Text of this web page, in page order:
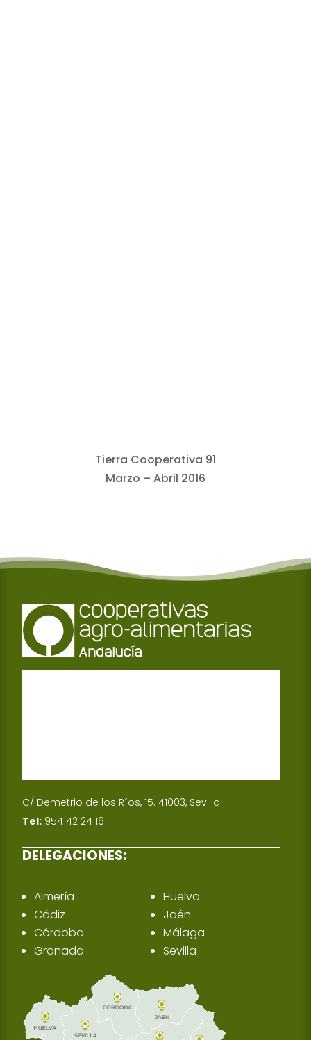
Tierra Cooperativa 91
Marzo – Abril 2016
C/ Demetrio de los Ríos, 15. 41003, Sevilla
Tel: 954 42 24 16
DELEGACIONES:
Almería
Cádiz
Córdoba
Granada
Huelva
Jaén
Málaga
Sevilla